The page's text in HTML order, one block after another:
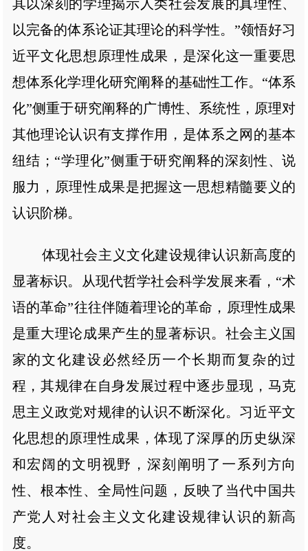
其以深刻的学理揭示人类社会发展的真理性、
以完备的体系论证其理论的科学性。”领悟好习
近平文化思想原理性成果，是深化这一重要思
想体系化学理化研究阐释的基础性工作。“体系
化”侧重于研究阐释的广博性、系统性，原理对
其他理论认识有支撑作用，是体系之网的基本
纽结；“学理化”侧重于研究阐释的深刻性、说
服力，原理性成果是把握这一思想精髓要义的
认识阶梯。
体现社会主义文化建设规律认识新高度的
显著标识。从现代哲学社会科学发展来看，“术
语的革命”往往伴随着理论的革命，原理性成果
是重大理论成果产生的显著标识。社会主义国
家的文化建设必然经历一个长期而复杂的过
程，其规律在自身发展过程中逐步显现，马克
思主义政党对规律的认识不断深化。习近平文
化思想的原理性成果，体现了深厚的历史纵深
和宏阔的文明视野，深刻阐明了一系列方向
性、根本性、全局性问题，反映了当代中国共
产党人对社会主义文化建设规律认识的新高
度。